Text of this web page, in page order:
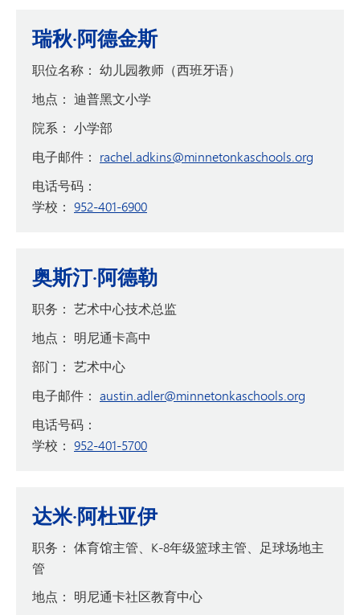
瑞秋·阿德金斯
职位名称： 幼儿园教师（西班牙语）
地点： 迪普黑文小学
院系： 小学部
电子邮件： rachel.adkins@minnetonkaschools.org
电话号码：
学校： 952-401-6900
奥斯汀·阿德勒
职务： 艺术中心技术总监
地点： 明尼通卡高中
部门： 艺术中心
电子邮件： austin.adler@minnetonkaschools.org
电话号码：
学校： 952-401-5700
达米·阿杜亚伊
职务： 体育馆主管、K-8年级篮球主管、足球场地主
管
地点： 明尼通卡社区教育中心